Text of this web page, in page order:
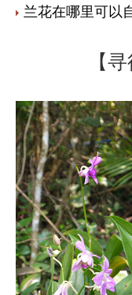
兰花在哪里可以
【